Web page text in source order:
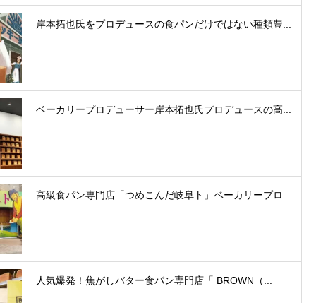
岸本拓也氏をプロデュースの食パンだけではない種類豊...
ベーカリープロデューサー岸本拓也氏プロデュースの高...
高級食パン専門店「つめこんだ岐阜ト」ベーカリープロ...
人気爆発！焦がしバター食パン専門店「 BROWN（...